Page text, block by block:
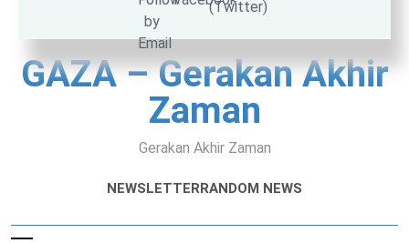
GAZA – Gerakan Akhir
Zaman
Gerakan Akhir Zaman
NEWSLETTERRANDOM NEWS